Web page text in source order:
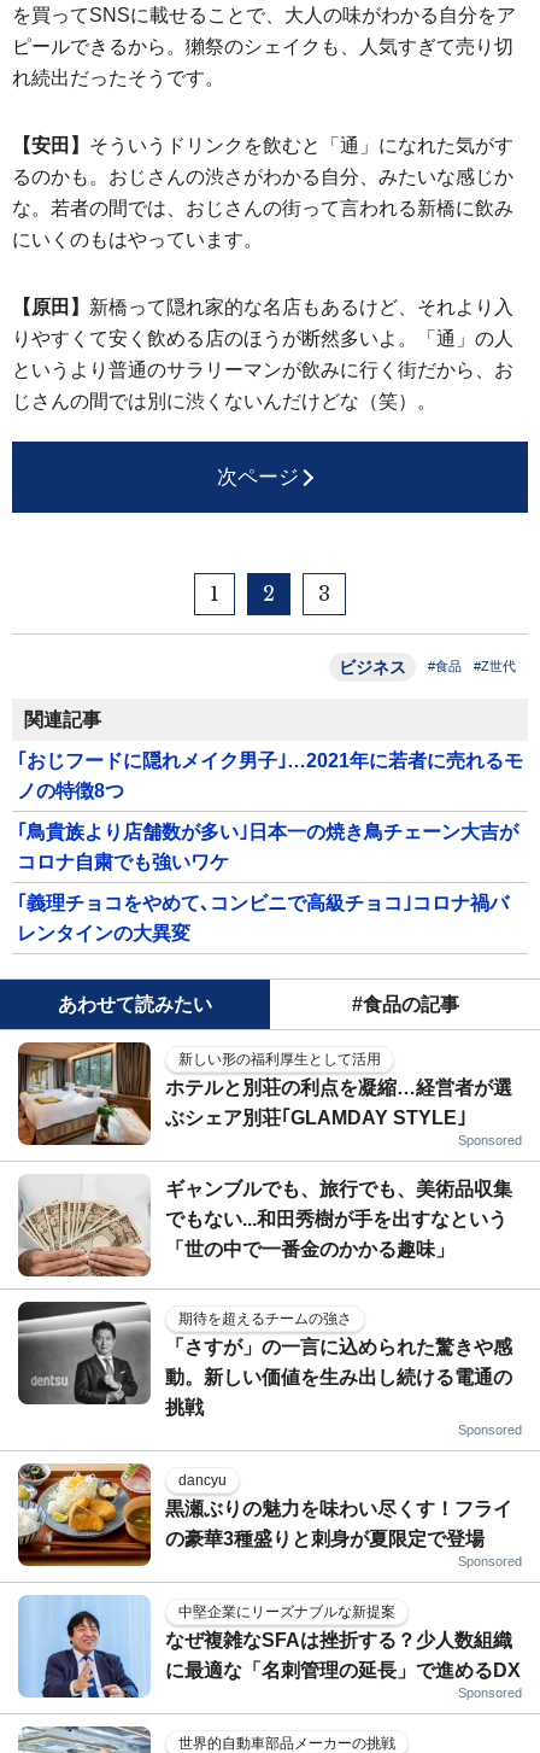
を買ってSNSに載せることで、大人の味がわかる自分をア
ピールできるから。獺祭のシェイクも、人気すぎて売り切
れ続出だったそうです。
【安田】 そういうドリンクを飲むと「通」になれた気がす
るのかも。おじさんの渋さがわかる自分、みたいな感じか
な。若者の間では、おじさんの街って言われる新橋に飲み
にいくのもはやっています。
【原田】 新橋って隠れ家的な名店もあるけど、それより入
りやすくて安く飲める店のほうが断然多いよ。「通」の人
というより普通のサラリーマンが飲みに行く街だから、お
じさんの間では別に渋くないんだけどな（笑）。
次ページ
1 2 3
ビジネス #食品 #Z世代
関連記事
｢おじフードに隠れメイク男子｣…2021年に若者に売れるモ
ノの特徴8つ
｢鳥貴族より店舗数が多い｣日本一の焼き鳥チェーン大吉が
コロナ自粛でも強いワケ
｢義理チョコをやめて､コンビニで高級チョコ｣コロナ禍バ
レンタインの大異変
あわせて読みたい #食品の記事
新しい形の福利厚生として活用
ホテルと別荘の利点を凝縮…経営者が選
ぶシェア別荘｢GLAMDAY STYLE｣
Sponsored
ギャンブルでも、旅行でも、美術品収集
でもない...和田秀樹が手を出すなという
「世の中で一番金のかかる趣味」
期待を超えるチームの強さ
「さすが」の一言に込められた驚きや感
動。新しい価値を生み出し続ける電通の
挑戦
Sponsored
dancyu
黒瀬ぶりの魅力を味わい尽くす！フライ
の豪華3種盛りと刺身が夏限定で登場
Sponsored
中堅企業にリーズナブルな新提案
なぜ複雑なSFAは挫折する？少人数組織
に最適な「名刺管理の延長」で進めるDX
Sponsored
世界的自動車部品メーカーの挑戦